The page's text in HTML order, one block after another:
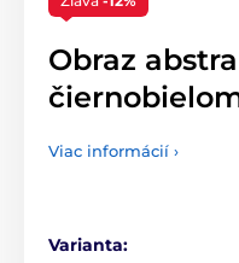
Obraz
Viac informácií ›
Varianta: